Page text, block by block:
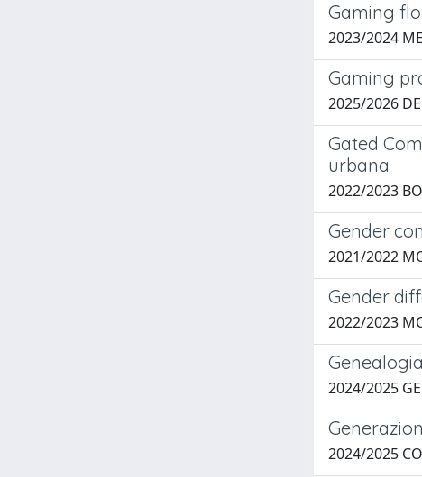
Gaming
2023/2024
Gaming
2025/2026 DE
Gated
urbana
2022/2023
Gender
2021/2022
Gender
2022/2023
2024/2025
2024/2025